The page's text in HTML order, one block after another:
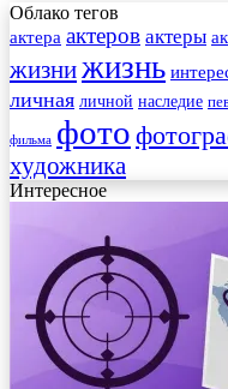
Облако тегов
актера актеров актеры
жизнижизнь
личная личной наследие
фильма фото
художника
Интересное